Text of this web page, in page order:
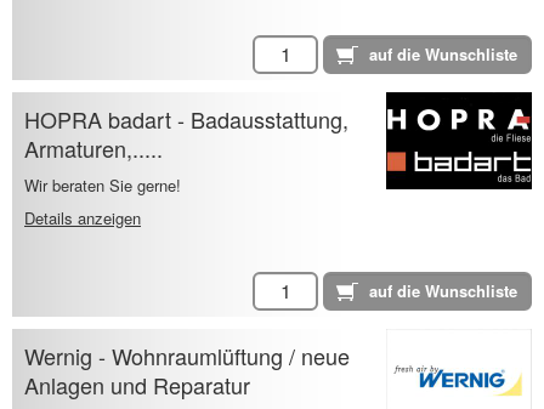
HOPRA badart - Badausstattung,
Armaturen,.....
Wir beraten Sie gerne!
Details anzeigen
Wernig - Wohnraumlüftung / neue
Anlagen und Reparatur